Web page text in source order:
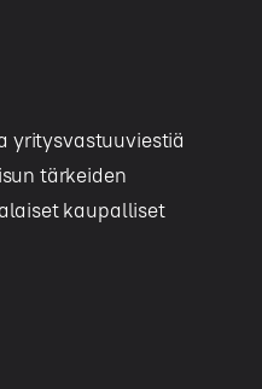
yritysvastuuviestiä
tärkeiden
kaupalliset